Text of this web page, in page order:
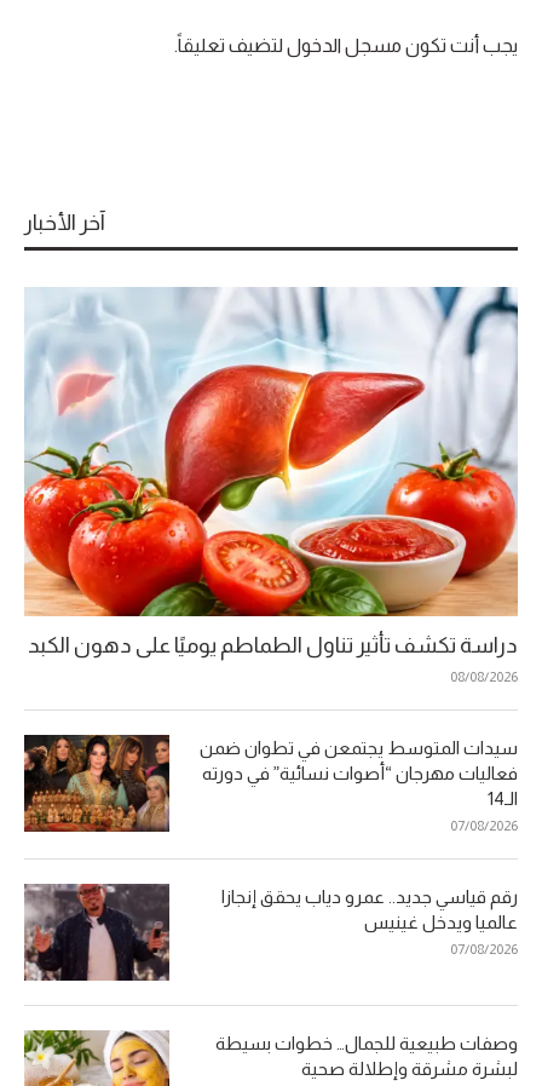
يجب أنت تكون مسجل الدخول لتضيف تعليقاً.
آخر الأخبار
دراسة تكشف تأثير تناول الطماطم يوميًا على دهون الكبد
08/08/2026
سيدات المتوسط يجتمعن في تطوان ضمن
فعاليات مهرجان “أصوات نسائية” في دورته
الـ14
07/08/2026
رقم قياسي جديد.. عمرو دياب يحقق إنجازا
عالميا ويدخل غينيس
07/08/2026
وصفات طبيعية للجمال… خطوات بسيطة
لبشرة مشرقة وإطلالة صحية